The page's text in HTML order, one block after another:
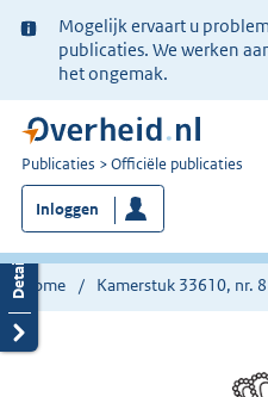
Ter
informatie:
Mogelijk ervaart u
publicaties. We werken
het ongemak.
U
bent
nu
hier:
Publicaties Officiële publicaties
Inloggen
Home Kamerstuk 33610, nr. 8